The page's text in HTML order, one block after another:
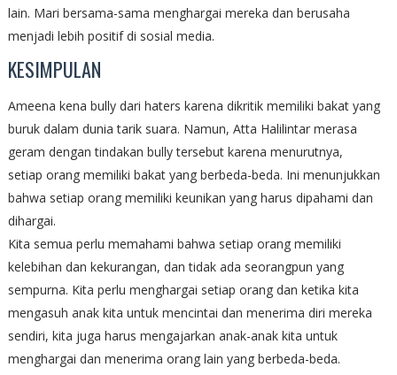
lain. Mari bersama-sama menghargai mereka dan berusaha
menjadi lebih positif di sosial media.
KESIMPULAN
Ameena kena bully dari haters karena dikritik memiliki bakat yang
buruk dalam dunia tarik suara. Namun, Atta Halilintar merasa
geram dengan tindakan bully tersebut karena menurutnya,
setiap orang memiliki bakat yang berbeda-beda. Ini menunjukkan
bahwa setiap orang memiliki keunikan yang harus dipahami dan
dihargai.
Kita semua perlu memahami bahwa setiap orang memiliki
kelebihan dan kekurangan, dan tidak ada seorangpun yang
sempurna. Kita perlu menghargai setiap orang dan ketika kita
mengasuh anak kita untuk mencintai dan menerima diri mereka
sendiri, kita juga harus mengajarkan anak-anak kita untuk
menghargai dan menerima orang lain yang berbeda-beda.